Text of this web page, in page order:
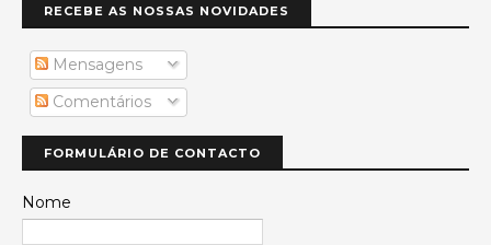
RECEBE AS NOSSAS NOVIDADES
Mensagens
Comentários
FORMULÁRIO DE CONTACTO
Nome